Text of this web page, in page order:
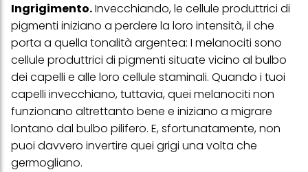
Ingrigimento.Invecchiando, le cellule produttrici di
pigmenti iniziano a perdere la loro intensità, il che
porta a quella tonalità argentea: I melanociti sono
cellule produttrici di pigmenti situate vicino al bulbo
dei capelli e alle loro cellule staminali. Quando i tuoi
capelli invecchiano, tuttavia, quei melanociti non
funzionano altrettanto bene e iniziano a migrare
lontano dal bulbo pilifero. E, sfortunatamente, non
puoi davvero invertire quei grigi una volta che
germogliano.